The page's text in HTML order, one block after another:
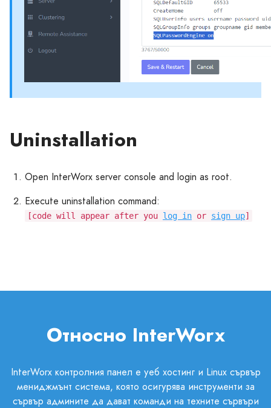
Uninstallation
Open InterWorx server console and login as root.
Execute uninstallation command:
[code will appear after you log in or sign up]
Относно InterWorx
InterWorx контролния панел е уеб хостинг и Linux сървър
мениджмънт система, която осигурява инструменти за
сървър админите да дават команди на техните сървъри